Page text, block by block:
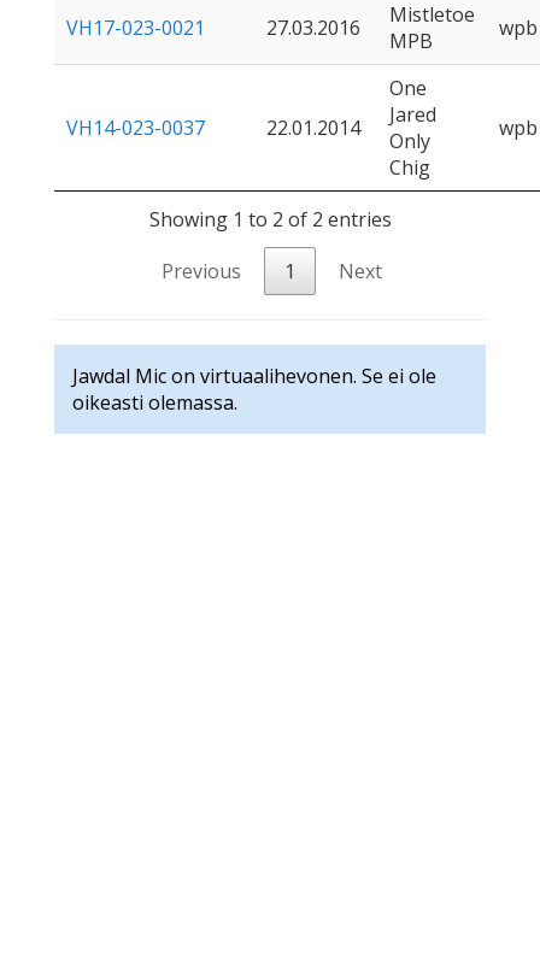
VH17-023-0021 27.03.2016
Mistletoe
MPB
wpb
VH14-023-0037 22.01.2014
One
Jared
Only
Chig
wpb
Showing 1 to 2 of 2 entries
Previous
1 Next
Jawdal Mic on virtuaalihevonen. Se ei ole
oikeasti olemassa.